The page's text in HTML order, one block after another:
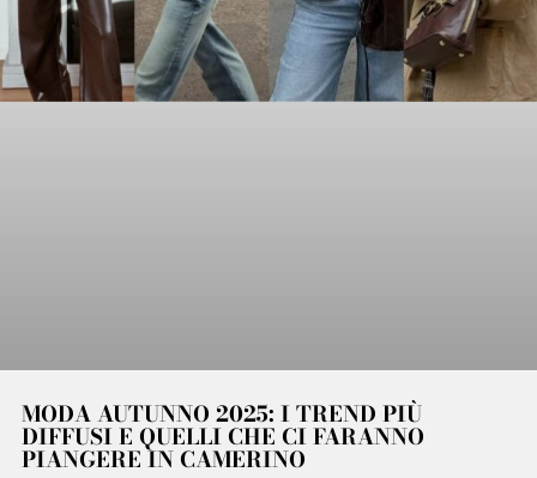
MODA AUTUNNO 2025: I TREND PIÙ
DIFFUSI E QUELLI CHE CI FARANNO
PIANGERE IN CAMERINO